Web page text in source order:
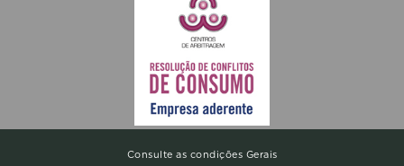
Consulte as condições Gerais